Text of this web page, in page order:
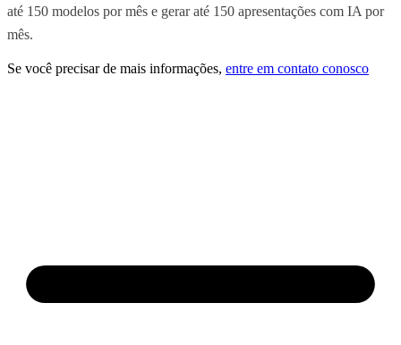
até 150 modelos por mês e gerar até 150 apresentações com IA por
mês.
Se você precisar de mais informações, entre em contato conosco